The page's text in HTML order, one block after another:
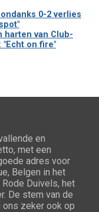
ondanks 0-2 verlies
harten van Club-
on fire"
en
met een
adres voor
Belgen in het
Duivels, het
De stem van de
ons zeker ook op